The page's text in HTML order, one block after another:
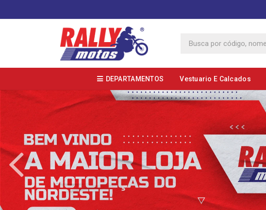
DEPARTAMENTOS Vestuario E Calcados